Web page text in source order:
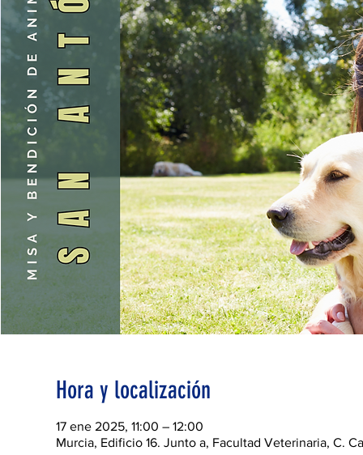
Hora y localización
17 ene 2025, 11:00 – 12:00
Murcia, Edificio 16. Junto a, Facultad Veterinaria, C.